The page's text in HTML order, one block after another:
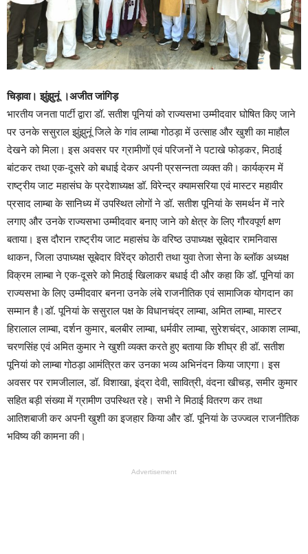
चिड़ावा। झुंझुनूं ।अजीत जांगिड़
भारतीय जनता पार्टी द्वारा डॉ. सतीश पूनियां को राज्यसभा उम्मीदवार घोषित किए जाने
पर उनके ससुराल झुंझुनूं जिले के गांव लाम्बा गोठड़ा में उत्साह और खुशी का माहौल
देखने को मिला। इस अवसर पर ग्रामीणों एवं परिजनों ने पटाखे फोड़कर, मिठाई
बांटकर तथा एक-दूसरे को बधाई देकर अपनी प्रसन्नता व्यक्त की। कार्यक्रम में
राष्ट्रीय जाट महासंघ के प्रदेशाध्यक्ष डॉ. विरेन्द्र क्यामसरिया एवं मास्टर महावीर
प्रसाद लाम्बा के सानिध्य में उपस्थित लोगों ने डॉ. सतीश पूनियां के समर्थन में नारे
लगाए और उनके राज्यसभा उम्मीदवार बनाए जाने को क्षेत्र के लिए गौरवपूर्ण क्षण
बताया। इस दौरान राष्ट्रीय जाट महासंघ के वरिष्ठ उपाध्यक्ष सूबेदार रामनिवास
थाकन, जिला उपाध्यक्ष सूबेदार विरेंद्र कोठारी तथा युवा तेजा सेना के ब्लॉक अध्यक्ष
विक्रम लाम्बा ने एक-दूसरे को मिठाई खिलाकर बधाई दी और कहा कि डॉ. पूनियां का
राज्यसभा के लिए उम्मीदवार बनना उनके लंबे राजनीतिक एवं सामाजिक योगदान का
सम्मान है।डॉ. पूनियां के ससुराल पक्ष के विधानचंद्र लाम्बा, अमित लाम्बा, मास्टर
हिरालाल लाम्बा, दर्शन कुमार, बलबीर लाम्बा, धर्मवीर लाम्बा, सुरेशचंद्र, आकाश लाम्बा,
चरणसिंह एवं अमित कुमार ने खुशी व्यक्त करते हुए बताया कि शीघ्र ही डॉ. सतीश
पूनियां को लाम्बा गोठड़ा आमंत्रित कर उनका भव्य अभिनंदन किया जाएगा। इस
अवसर पर रामजीलाल, डॉ. विशाखा, इंद्रा देवी, सावित्री, वंदना खीचड़, समीर कुमार
सहित बड़ी संख्या में ग्रामीण उपस्थित रहे। सभी ने मिठाई वितरण कर तथा
आतिशबाजी कर अपनी खुशी का इजहार किया और डॉ. पूनियां के उज्ज्वल राजनीतिक
भविष्य की कामना की।
Advertisement